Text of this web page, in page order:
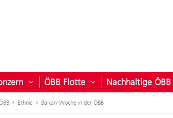
Untermenü öffnen für Über den
ÖBB Flotte Untermenü öffnen
Nachhaltige ÖBB
Ethnie Balkan-Woche in der ÖBB